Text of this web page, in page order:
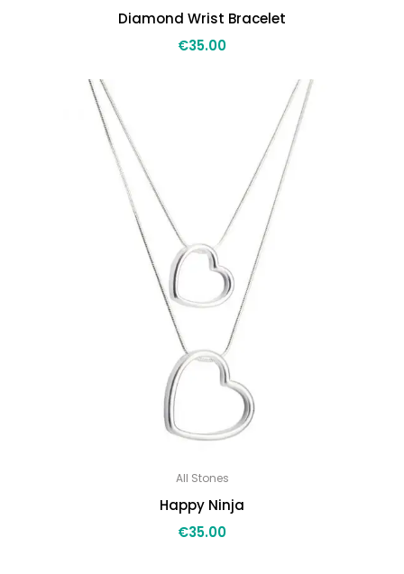
Diamond Wrist Bracelet
€35.00
All Stones
Happy Ninja
€35.00